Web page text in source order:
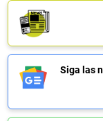
Siga las